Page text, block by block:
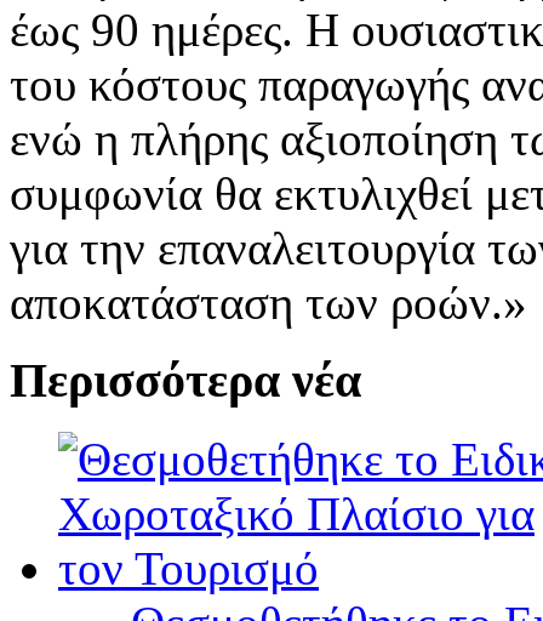
έως 90 ημέρες. Η
του κόστους παραγωγής
ενώ η πλήρης αξιοποίηση
συμφωνία θα εκτυλιχθεί
για την επαναλειτουργία
αποκατάσταση των ροών.»
Περισσότερα νέα